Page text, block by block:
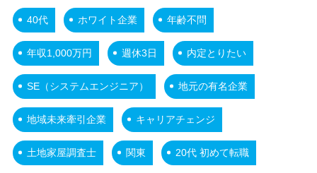
40代 ホワイト企業 年齢不問
年収1,000万円 週休3日 内定とりたい
SE（システムエンジニア） 地元の有名企業
地域未来牽引企業 キャリアチェンジ
土地家屋調査士 関東 20代 初めて転職